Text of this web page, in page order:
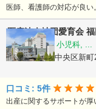
医師、看護師の対応が良
医療法人社団愛育会
産科, 婦人科, 小児科, ...
熊本県熊本市中央区新町
口コミ: 5件
出産に関するサポートが